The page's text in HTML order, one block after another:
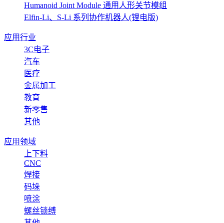
Humanoid Joint Module 通用人形关节模组
Elfin-Li、S-Li 系列协作机器人(锂电版)
应用行业
3C电子
汽车
医疗
金属加工
教育
新零售
其他
应用领域
上下料
CNC
焊接
码垛
喷涂
螺丝锁缚